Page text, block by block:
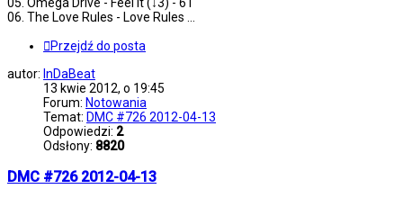
05. Omega Drive - Feel It (↓3) - 6T
06. The Love Rules - Love Rules ...
Przejdź do posta
autor: InDaBeat
13 kwie 2012, o 19:45
Forum: Notowania
Temat: DMC #726 2012-04-13
Odpowiedzi: 2
Odsłony: 8820
DMC #726 2012-04-13